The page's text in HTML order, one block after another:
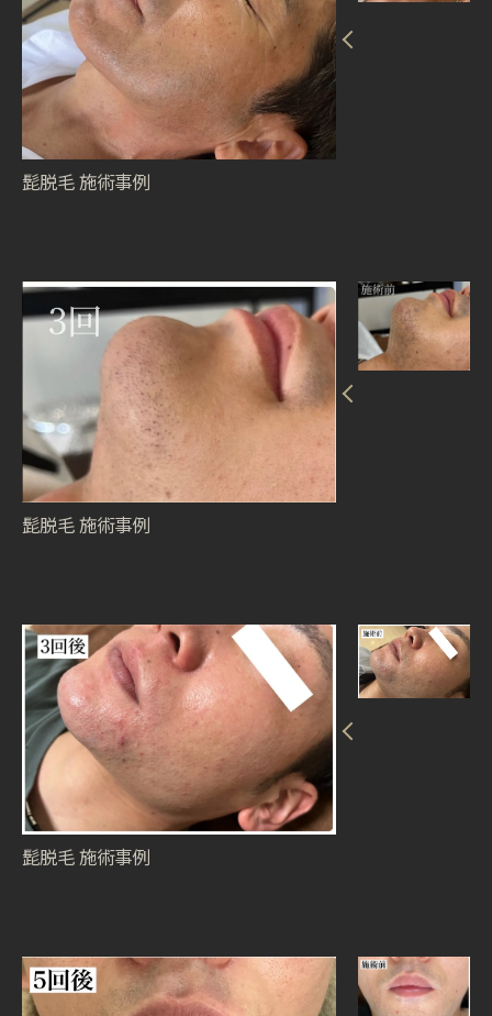
髭脱毛 施術事例
髭脱毛 施術事例
髭脱毛 施術事例